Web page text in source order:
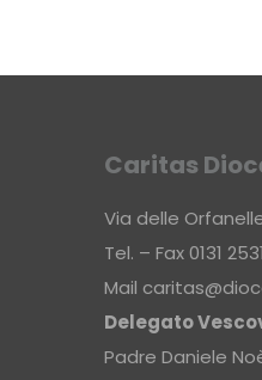
Caritas
Via delle
Tel. – Fax 0131
Mail
Delegato
Padre Daniele